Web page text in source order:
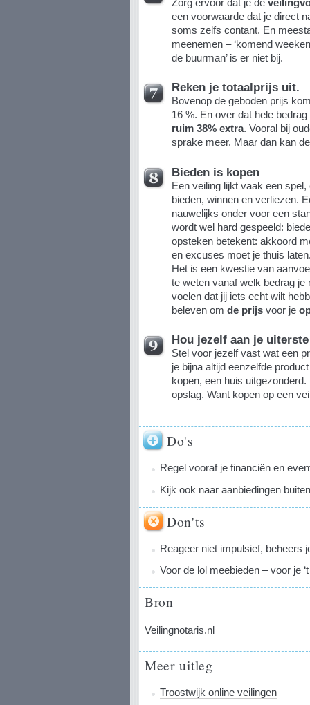
een voorwaarde dat je direct
soms zelfs contant. En
meenemen – ‘komend
de buurman’ is er niet bij.
Reken je totaalprijs uit.
Bovenop de geboden prijs
16 %. En over dat hele
ruim 38% extra. Vooral bij
sprake meer. Maar dan kan
Bieden is kopen
Een veiling lijkt vaak een
bieden, winnen en verliezen.
nauwelijks onder voor een
wordt wel hard gespeeld:
opsteken betekent: akkoord
en excuses moet je thuis
Het is een kwestie van
te weten vanaf welk bedrag je
voelen dat jij iets echt wilt
beleven om de prijsvoor je
Hou jezelf aan je
Stel voor jezelf vast wat een
je bijna altijd eenzelfde
kopen, een huis
opslag. Want kopen op een
Do's
Regel vooraf je financiën en
Kijk ook naar aanbiedingen
Don'ts
Reageer niet impulsief, beheers
Voor de lol meebieden – voor je
Bron
Veilingnotaris.nl
Meer uitleg
Troostwijk online veilingen